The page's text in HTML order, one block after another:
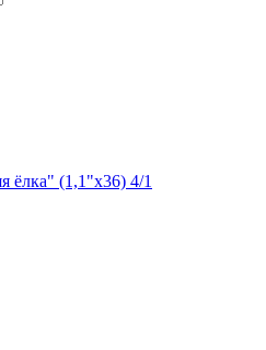
ёлка" (1,1"х36) 4/1